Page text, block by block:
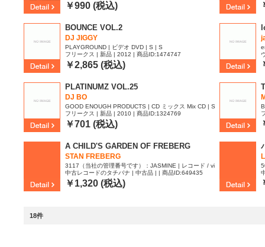
￥990 (税込)
BOUNCE VOL.2
DJ JIGGY
PLAYGROUND | ビデオ DVD | S | S
フリークス | 新品 | 2012 | 商品ID:1474747
￥2,865 (税込)
PLATINUMZ VOL.25
DJ BO
GOOD ENOUGH PRODUCTS | CD ミックス Mix CD | S
| S
フリークス | 新品 | 2010 | 商品ID:1324769
￥701 (税込)
A CHILD'S GARDEN OF FREBERG
STAN FREBERG
3117（当社の管理番号です）：JASMINE | レコード / vi
nyl LP | M | M
中古レコードのタチバナ | 中古品 | | 商品ID:649435
￥1,320 (税込)
8
18件